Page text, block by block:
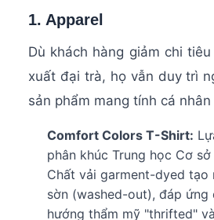
1. Apparel
Dù khách hàng giảm chi
xuất đại trà, họ vẫn duy trì
sản phẩm mang tính cá
Comfort Colors T-Shirt:
phân khúc Trung học Cơ
Chất vải garment-dyed tạo
sờn (washed-out), đáp ứng
hướng thẩm mỹ "thrifted"